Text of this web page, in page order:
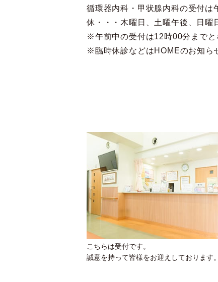
循環器内科・甲状腺内科の受付は
休・・・木曜日、土曜午後、日曜
※午前中の受付は12時00分までと
※臨時休診などはHOMEのお知ら
こちらは受付です。
誠意を持って皆様をお迎えしております。